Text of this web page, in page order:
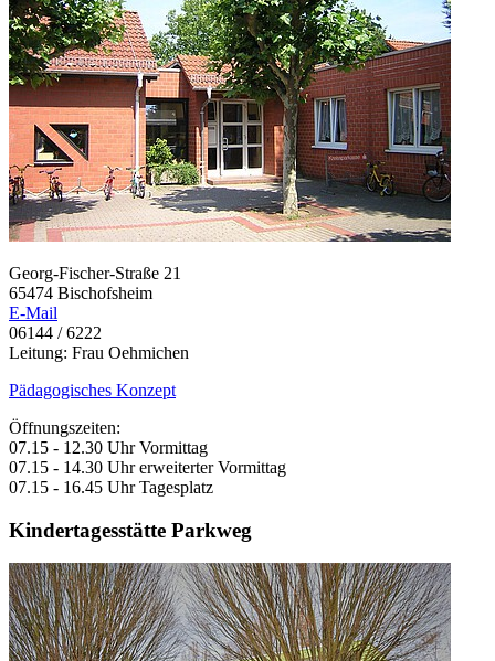
Georg-Fischer-Straße 21
65474 Bischofsheim
E-Mail
06144 / 6222
Leitung: Frau Oehmichen
Pädagogisches Konzept
Öffnungszeiten:
07.15 - 12.30 Uhr Vormittag
07.15 - 14.30 Uhr erweiterter Vormittag
07.15 - 16.45 Uhr Tagesplatz
Kindertagesstätte Parkweg